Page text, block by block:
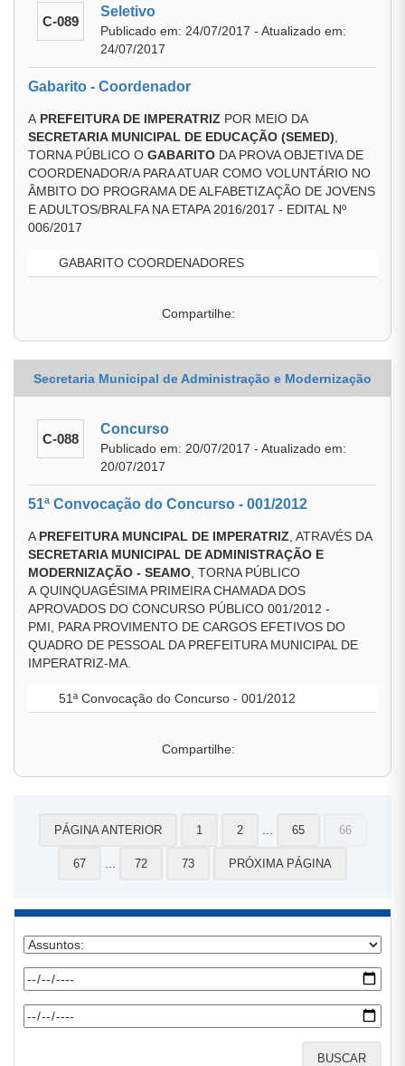
C-089
Seletivo
Publicado em: 24/07/2017 - Atualizado em:
24/07/2017
Gabarito - Coordenador
A PREFEITURA DE IMPERATRIZ POR MEIO DA
SECRETARIA MUNICIPAL DE EDUCAÇÃO (SEMED)
TORNA PÚBLICO O GABARITO DA PROVA OBJETIVA DE
COORDENADOR/A PARA ATUAR COMO VOLUNTÁRIO NO
ÂMBITO DO PROGRAMA DE ALFABETIZAÇÃO DE JOVENS
E ADULTOS/BRALFA NA ETAPA 2016/2017 - EDITAL Nº
006/2017
GABARITO COORDENADORES
Compartilhe:
Secretaria Municipal de Administração e Modernização
C-088
Concurso
Publicado em: 20/07/2017 - Atualizado em:
20/07/2017
51ª Convocação do Concurso - 001/2012
A PREFEITURA MUNCIPAL DE IMPERATRIZ , ATRAVÉS DA
SECRETARIA MUNICIPAL DE ADMINISTRAÇÃO E
MODERNIZAÇÃO - SEAMO , TORNA PÚBLICO
A QUINQUAGÉSIMA PRIMEIRA CHAMADA DOS
APROVADOS DO CONCURSO PÚBLICO 001/2012 -
PMI, PARA PROVIMENTO DE CARGOS EFETIVOS DO
QUADRO DE PESSOAL DA PREFEITURA MUNICIPAL DE
IMPERATRIZ-MA.
51ª Convocação do Concurso - 001/2012
Compartilhe:
PÁGINA ANTERIOR 1 2 65 66
67 72 73 PRÓXIMA PÁGINA
BUSCAR